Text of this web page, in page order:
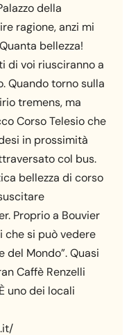
della
ragione, anzi mi
bellezza!
di voi riusciranno a
Quando torno sulla
tremens, ma
Corso Telesio che
in prossimità
col bus.
bellezza di corso
Proprio a Bouvier
che si può vedere
del Mondo”. Quasi
Caffè Renzelli
uno dei locali